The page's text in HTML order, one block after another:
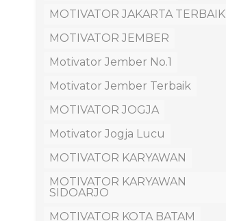
MOTIVATOR JAKARTA TERBAIK
MOTIVATOR JEMBER
Motivator Jember No.1
Motivator Jember Terbaik
MOTIVATOR JOGJA
Motivator Jogja Lucu
MOTIVATOR KARYAWAN
MOTIVATOR KARYAWAN
SIDOARJO
MOTIVATOR KOTA BATAM